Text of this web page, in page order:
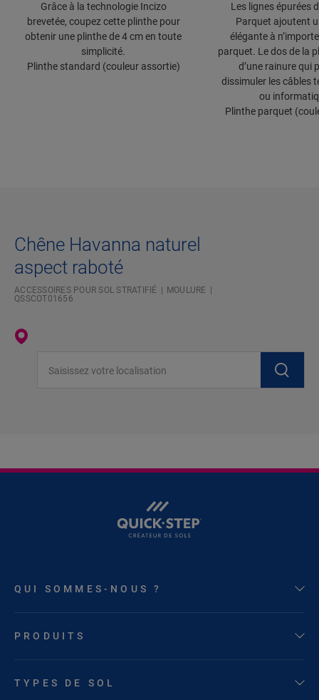
Grâce à la technologie Incizo
brevetée, coupez cette plinthe pour
obtenir une plinthe de 4 cm en toute
simplicité.
Plinthe standard (couleur assortie)
Les lignes épurées
Parquet ajoutent
élégante à
parquet. Le dos de la
d’une rainure qui
dissimuler les câbles
ou
Plinthe parquet
Chêne Havanna naturel
aspect raboté
ACCESSOIRES POUR SOL STRATIFIÉ
MOULURE
QSSCOT01656
QUI SOMMES-NOUS ?
PRODUITS
TYPES DE SOL